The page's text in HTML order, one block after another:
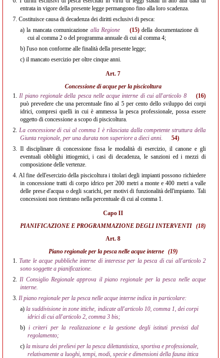
entrata in vigore della presente legge permangono fino alla loro scadenza.
7. Costituisce causa di decadenza dei diritti esclusivi di pesca:
a)la mancata comunicazione alla Regione (15)della documentazione di
cui al comma 2 o del programma annuale di cui al comma 4;
b) l'uso non conforme alle finalità della presente legge;
c) il mancato esercizio per oltre cinque anni.
Art. 7
Concessione di acque per la piscicoltura
1.Il piano regionale della pesca nelle acque interne di cui all'articolo 8
(16)
può prevedere che una percentuale fino al 5 per cento dello sviluppo dei corpi
idrici, compresi quelli in cui è ammessa la pesca professionale, possa essere
oggetto di concessione a scopo di piscicoltura.
2. La concessione di cui al comma 1 è rilasciata dalla competente struttura della
Giunta regionale, per una durata non superiore a dieci anni.
54)
3. Il disciplinare di concessione fissa le modalità di esercizio, il canone e gli
eventuali obblighi ittiogenici, i casi di decadenza, le sanzioni ed i mezzi di
composizione delle vertenze.
4. Al fine dell'esercizio della piscicoltura i titolari degli impianti possono richiedere
in concessione tratti di corpo idrico per 200 metri a monte e 400 metri a valle
delle prese d'acqua o degli scarichi, per motivi di funzionalità dell'impianto. Tali
concessioni non rientrano nella percentuale di cui al comma 1.
Capo II
PIANIFICAZIONE E PROGRAMMAZIONE DEGLI INTERVENTI (18)
Art. 8
Piano regionale per la pesca nelle acque interne (19)
1. Tutte le acque pubbliche interne di interesse per la pesca di cui all'articolo 2
sono soggette a pianificazione.
2. Il Consiglio Regionale approva il piano regionale per la pesca nelle acque
interne.
3. Il piano regionale per la pesca nelle acque interne indica in particolare:
a) la suddivisione in zone ittiche, indicate all'articolo 10, comma 1, dei corpi
idrici di cui all'articolo 2, comma 3 bis;
b) i criteri per la realizzazione e la gestione degli istituti previsti dal
regolamento;
c) la misura dei prelievi per la pesca dilettantistica, sportiva e professionale,
relativamente a luoghi, tempi, modi, specie e dimensioni della fauna ittica